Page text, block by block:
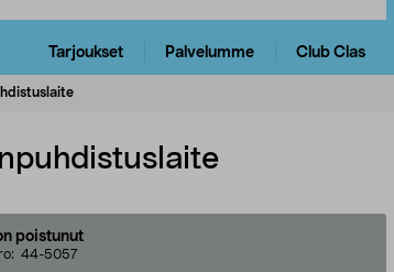
Tarjoukset Palvelumme Club Clas
poistunut
44-5057